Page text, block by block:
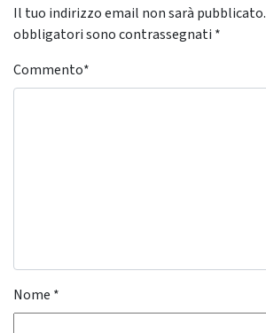
Il tuo indirizzo email non sarà pubblicato.
obbligatori sono contrassegnati *
Commento*
Nome *